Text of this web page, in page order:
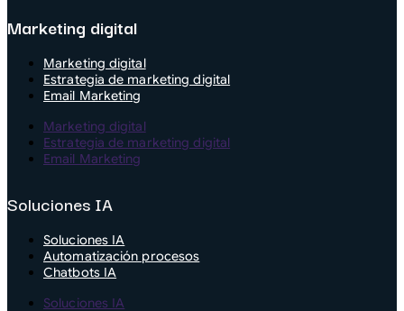
Marketing digital
Marketing digital
Estrategia de marketing digital
Email Marketing
Marketing digital
Estrategia de marketing digital
Email Marketing
Soluciones IA
Soluciones IA
Automatización procesos
Chatbots IA
Soluciones IA